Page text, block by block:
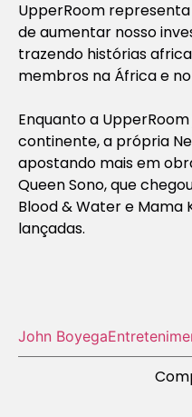
UpperRoom
de aumentar nosso
trazendo histórias
membros na África e no
Enquanto a
continente, a própria
apostando mais em
Queen Sono, que
Blood & Water e Mama
lançadas.
John Boyega